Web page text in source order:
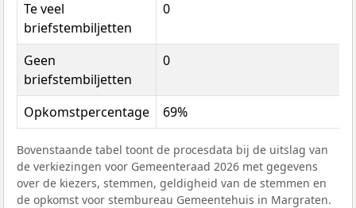
Te veel
briefstembiljetten
0
Geen
briefstembiljetten
0
Opkomstpercentage 69%
Bovenstaande tabel toont de procesdata bij de uitslag van
de verkiezingen voor Gemeenteraad 2026 met gegevens
over de kiezers, stemmen, geldigheid van de stemmen en
de opkomst voor stembureau Gemeentehuis in Margraten.